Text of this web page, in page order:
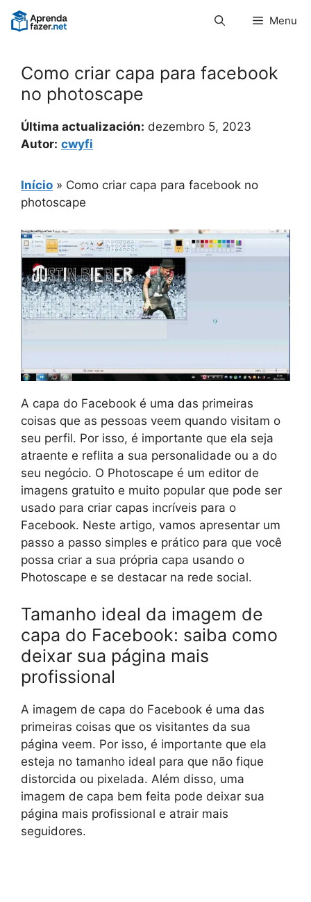
Pular
para
Menu
Como criar capa para facebook
no photoscape
Última actualización: dezembro 5, 2023
Autor: cwyfi
Início » Como criar capa para facebook no
photoscape
A capa do Facebook é uma das primeiras
coisas que as pessoas veem quando visitam o
seu perfil. Por isso, é importante que ela seja
atraente e reflita a sua personalidade ou a do
seu negócio. O Photoscape é um editor de
imagens gratuito e muito popular que pode ser
usado para criar capas incríveis para o
Facebook. Neste artigo, vamos apresentar um
passo a passo simples e prático para que você
possa criar a sua própria capa usando o
Photoscape e se destacar na rede social.
Tamanho ideal da imagem de
capa do Facebook: saiba como
deixar sua página mais
profissional
A imagem de capa do Facebook é uma das
primeiras coisas que os visitantes da sua
página veem. Por isso, é importante que ela
esteja no tamanho ideal para que não fique
distorcida ou pixelada. Além disso, uma
imagem de capa bem feita pode deixar sua
página mais profissional e atrair mais
seguidores.